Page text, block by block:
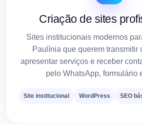
Criação de sites
Sites institucionais modernos
Paulínia que querem transmitir
apresentar serviços e receber
pelo WhatsApp, formulário
Site institucional WordPress SEO